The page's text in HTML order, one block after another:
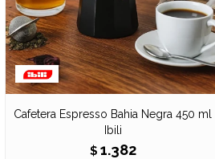
Cafetera Espresso Bahia Negra 450 ml
Ibili
$ 1.382